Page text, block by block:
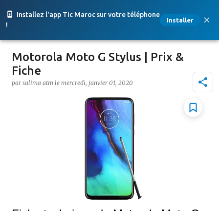
Installez l'app Tic Maroc sur votre téléphone
!
Installer
Accéder au contenu principal
Motorola Moto G Stylus | Prix &
Fiche
par salima atm le mercredi, janvier 01, 2020